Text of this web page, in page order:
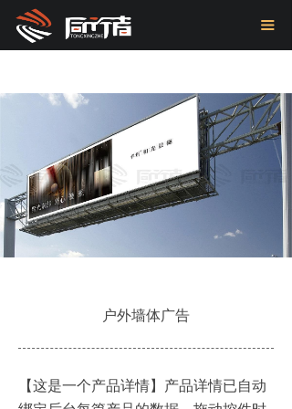
끀
首页
项目案例
联系我们
户外墙体广告
【这是一个产品详情】产品详情已自动